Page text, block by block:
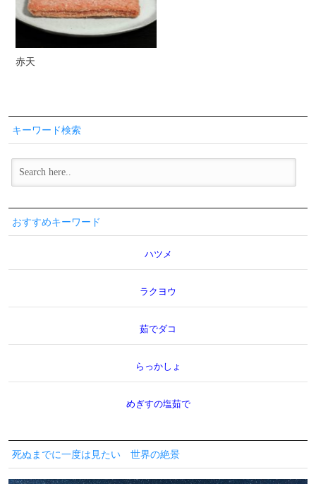
赤天
キーワード検索
おすすめキーワード
ハツメ
ラクヨウ
茹でダコ
らっかしょ
めぎすの塩茹で
死ぬまでに一度は見たい 世界の絶景